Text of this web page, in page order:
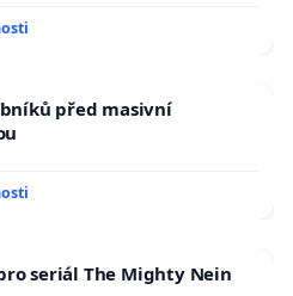
před masivní
seriál The Mighty Nein